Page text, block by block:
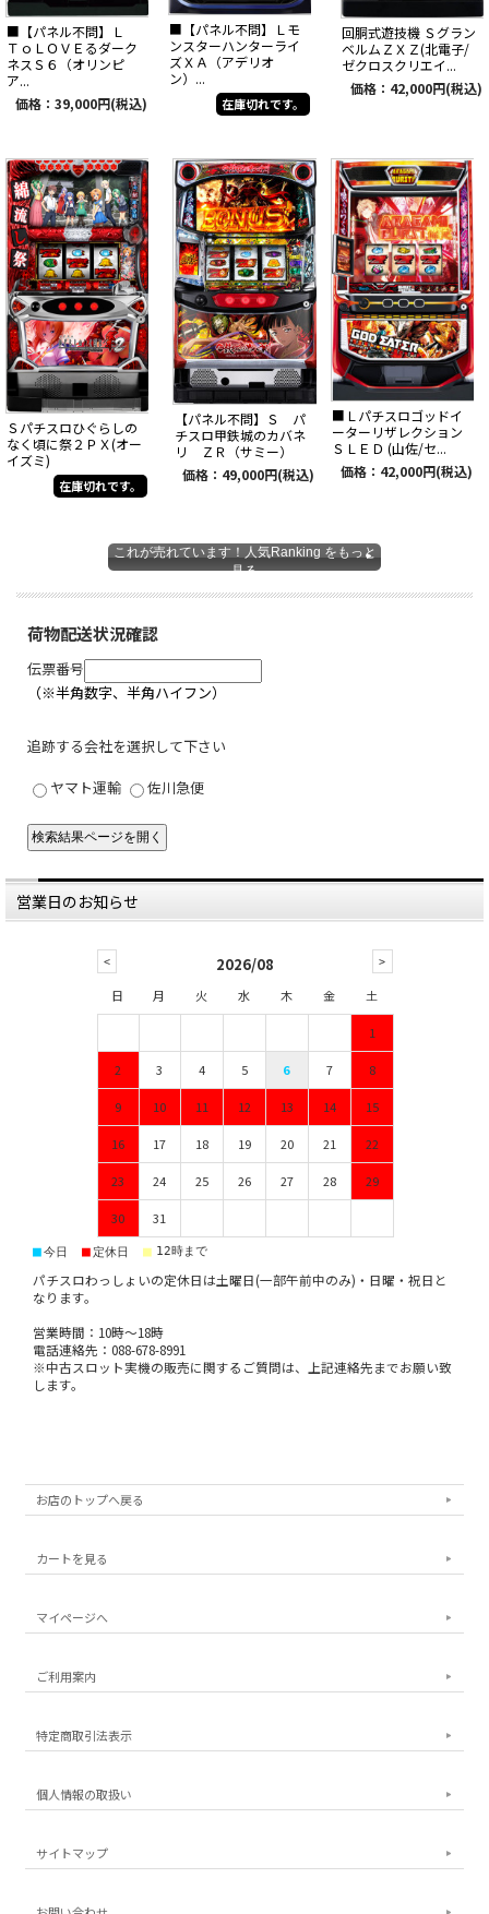
■【パネル不問】Ｌ
ＴｏＬＯＶＥるダーク
ネスＳ６（オリンピ
ア...
価格：39,000円(税込)
■【パネル不問】Ｌモ
ンスターハンターライ
ズＸＡ（アデリオ
ン）...
在庫切れです。
回胴式遊技機 Ｓグラン
ベルムＺＸＺ(北電子/
ゼクロスクリエイ...
価格：42,000円(税込)
Ｓパチスロひぐらしの
なく頃に祭２ＰＸ(オー
イズミ)
在庫切れです。
【パネル不問】Ｓ パ
チスロ甲鉄城のカバネ
リ ＺＲ（サミー）
価格：49,000円(税込)
■Ｌパチスロゴッドイ
ーターリザレクション
ＳＬＥＤ (山佐/セ...
価格：42,000円(税込)
これが売れています！人気Ranking をもっと
見る
荷物配送状況確認
伝票番号
（※半角数字、半角ハイフン）
追跡する会社を選択して下さい
ヤマト運輸
佐川急便
営業日のお知らせ
2026/08
日 月 火 水 木 金 土
1
2 3 4 5 6 7 8
9 10 11 12 13 14 15
16 17 18 19 20 21 22
23 24 25 26 27 28 29
30 31
■今日 ■ 定休日 ■ 12時まで
パチスロわっしょいの定休日は土曜日(一部午前中のみ)・日曜・祝日と
なります。
営業時間：10時～18時
電話連絡先：088-678-8991
※中古スロット実機の販売に関するご質問は、上記連絡先までお願い致
します。
お店のトップへ戻る
カートを見る
マイページへ
ご利用案内
特定商取引法表示
個人情報の取扱い
サイトマップ